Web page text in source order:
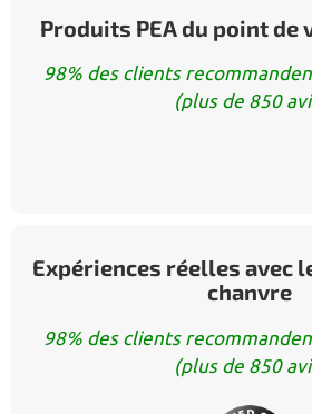
Produits PEA du point de
98% des clients
(plus de 850
Expériences réelles avec
chanvre
98% des clients
(plus de 850